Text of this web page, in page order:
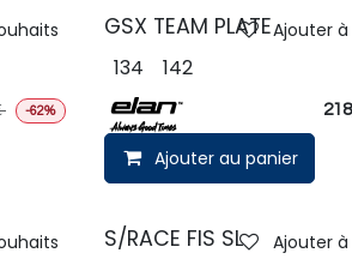
-62%
GSX TEAM PLATE
134 142
Ajouter au panier
Ajouter
S/RACE FIS SL Ajouter